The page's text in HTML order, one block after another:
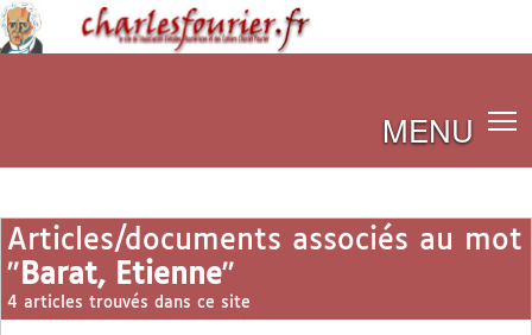
MENU
Articles/documents associés au mot
" Barat, Etienne"
4 articles trouvés dans ce site